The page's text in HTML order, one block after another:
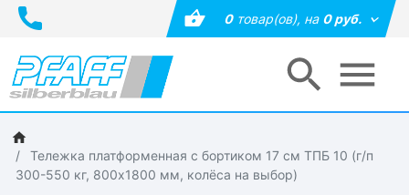
0товар(ов),на0 руб.
Тележка платформенная с бортиком 17 см ТПБ 10 (г/п
300-550 кг, 800х1800 мм, колёса на выбор)